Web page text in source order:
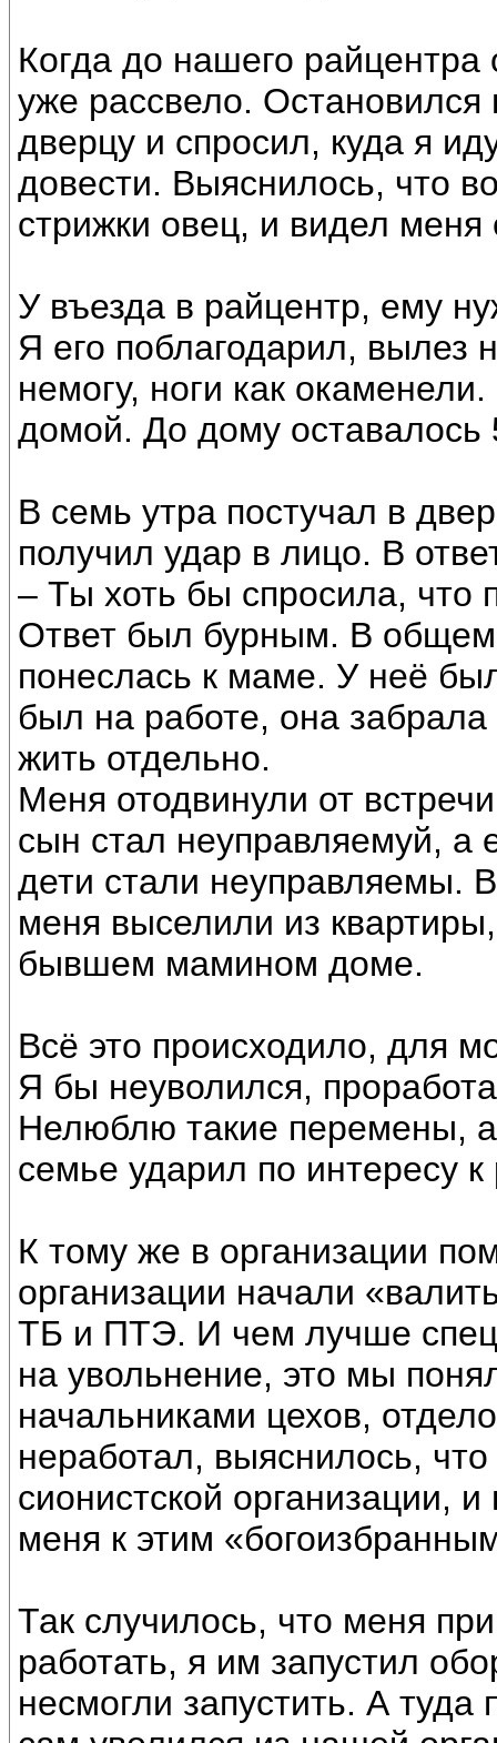
Когда до нашего райцентра
уже рассвело. Остановился
дверцу и спросил, куда я
довести. Выяснилось, что
стрижки овец, и видел
У въезда в райцентр, ему
Я его поблагодарил, вылез
немогу, ноги как
домой. До дому оставалось
В семь утра постучал в
получил удар в лицо. В
– Ты хоть бы спросила, что
Ответ был бурным. В
понеслась к маме. У неё
был на работе, она
жить отдельно.
Меня отодвинули от
сын стал неуправляемуй,
дети стали неуправляемы.
меня выселили из
бывшем мамином доме.
Всё это происходило, для
Я бы неуволился,
Нелюблю такие перемены,
семье ударил по интересу к
К тому же в организации
организации начали
ТБ и ПТЭ. И чем лучше
на увольнение, это мы
начальниками цехов,
неработал, выяснилось,
сионистской организации,
меня к этим
Так случилось, что меня
работать, я им запустил
несмогли запустить. А